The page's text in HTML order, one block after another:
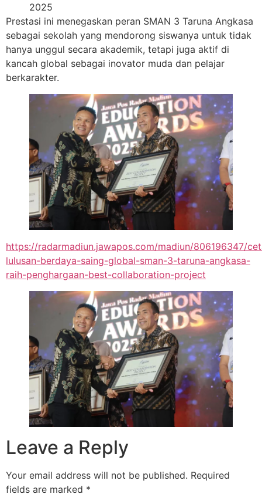
2025
Prestasi ini menegaskan peran SMAN 3 Taruna Angkasa
sebagai sekolah yang mendorong siswanya untuk tidak
hanya unggul secara akademik, tetapi juga aktif di
kancah global sebagai inovator muda dan pelajar
berkarakter.
https://radarmadiun.jawapos.com/madiun/806196347/
lulusan-berdaya-saing-global-sman-3-taruna-angkasa-
raih-penghargaan-best-collaboration-project
Leave a Reply
Your email address will not be published. Required
fields are marked *